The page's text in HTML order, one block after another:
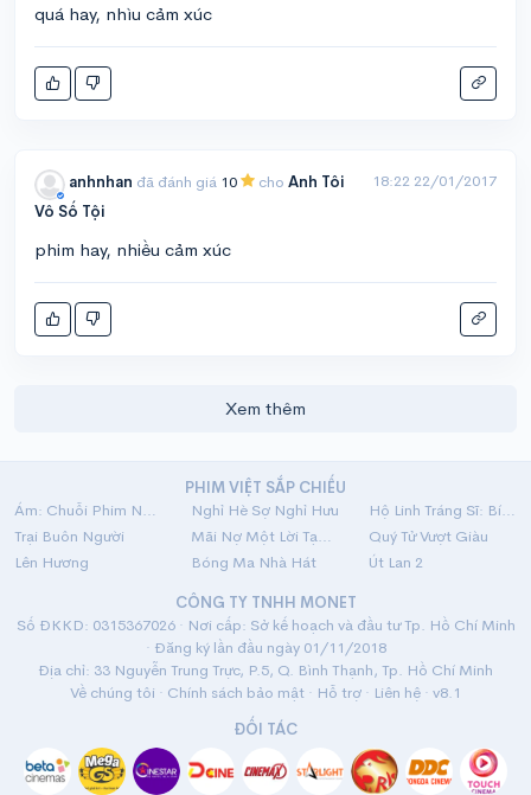
quá hay, nhìu cảm xúc
anhnhan đã đánh giá 10 cho Anh Tôi
Vô Số Tội
18:22 22/01/2017
phim hay, nhiều cảm xúc
Xem thêm
PHIM VIỆT SẮP CHIẾU
Ám: Chuỗi Phim Ngắn Linh Dị
Nghỉ Hè Sợ Nghỉ Hưu
Hộ Linh Tráng Sĩ: Bí Ẩn Mộ Vua Đinh
Trại Buôn Người
Mãi Nợ Một Lời Tạm Biệt
Quý Tử Vượt Giàu
Lên Hương
Bóng Ma Nhà Hát
Út Lan 2
CÔNG TY TNHH MONET
Số ĐKKD: 0315367026 · Nơi cấp: Sở kế hoạch và đầu tư Tp. Hồ Chí Minh
· Đăng ký lần đầu ngày 01/11/2018
Địa chỉ: 33 Nguyễn Trung Trực, P.5, Q. Bình Thạnh, Tp. Hồ Chí Minh
Về chúng tôi · Chính sách bảo mật · Hỗ trợ · Liên hệ · v8.1
ĐỐI TÁC